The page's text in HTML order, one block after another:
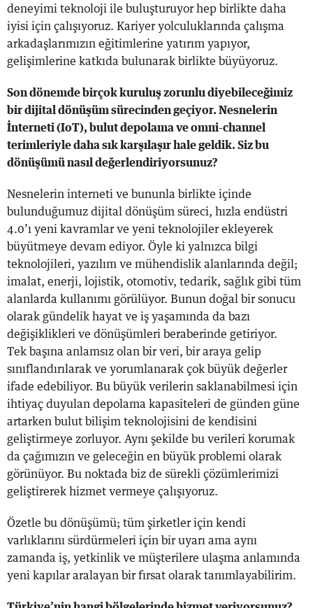
deneyimi teknoloji ile buluşturuyor hep birlikte daha
iyisi için çalışıyoruz. Kariyer yolculuklarında çalışma
arkadaşlarımızın eğitimlerine yatırım yapıyor,
gelişimlerine katkıda bulunarak birlikte büyüyoruz.
Son dönemde birçok kuruluş zorunlu diyebileceğimiz
bir dijital dönüşüm sürecinden geçiyor. Nesnelerin
İnterneti (IoT), bulut depolama ve omni-channel
terimleriyle daha sık karşılaşır hale geldik. Siz bu
dönüşümü nasıl değerlendiriyorsunuz?
Nesnelerin interneti ve bununla birlikte içinde
bulunduğumuz dijital dönüşüm süreci, hızla endüstri
4.0’ı yeni kavramlar ve yeni teknolojiler ekleyerek
büyütmeye devam ediyor. Öyle ki yalnızca bilgi
teknolojileri, yazılım ve mühendislik alanlarında değil;
imalat, enerji, lojistik, otomotiv, tedarik, sağlık gibi tüm
alanlarda kullanımı görülüyor. Bunun doğal bir sonucu
olarak gündelik hayat ve iş yaşamında da bazı
değişiklikleri ve dönüşümleri beraberinde getiriyor.
Tek başına anlamsız olan bir veri, bir araya gelip
sınıflandırılarak ve yorumlanarak çok büyük değerler
ifade edebiliyor. Bu büyük verilerin saklanabilmesi için
ihtiyaç duyulan depolama kapasiteleri de günden güne
artarken bulut bilişim teknolojisini de kendisini
geliştirmeye zorluyor. Aynı şekilde bu verileri korumak
da çağımızın ve geleceğin en büyük problemi olarak
görünüyor. Bu noktada biz de sürekli çözümlerimizi
geliştirerek hizmet vermeye çalışıyoruz.
Özetle bu dönüşümü; tüm şirketler için kendi
varlıklarını sürdürmeleri için bir uyarı ama aynı
zamanda iş, yetkinlik ve müşterilere ulaşma anlamında
yeni kapılar aralayan bir fırsat olarak tanımlayabilirim.